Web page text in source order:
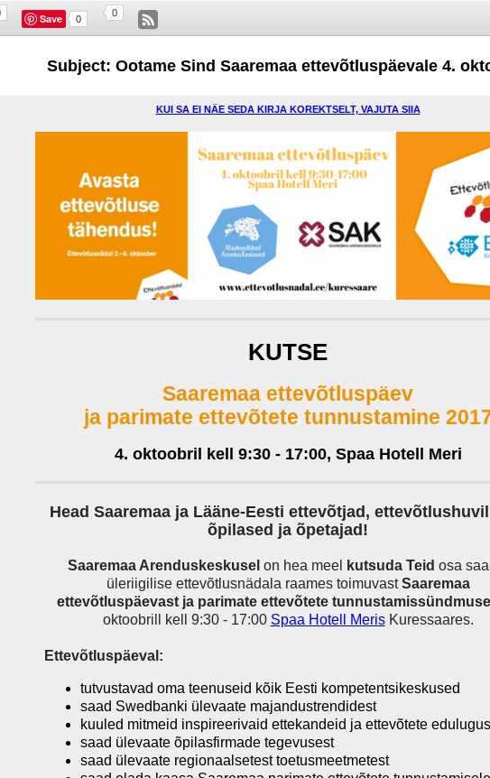
Save 0
0
Subject: Ootame Sind Saaremaa ettevõtluspäevale 4.
KUI SA EI NÄE SEDA KIRJA KOREKTSELT, VAJUTA SIIA
KUTSE
Saaremaa ettevõtluspäev
ja parimate ettevõtete tunnustamine
4. oktoobril kell 9:30 - 17:00, Spaa Hotell Meri
Head Saaremaa ja Lääne-Eesti ettevõtjad,
õpilased ja õpetajad!
Saaremaa Arenduskeskusel on hea meel kutsuda Teid osa
üleriigilise ettevõtlusnädala raames toimuvastSaaremaa
ettevõtluspäevast ja parimate ettevõtete
oktoobrill kell 9:30 - 17:00 Spaa Hotell MerisKuressaares.
Ettevõtluspäeval:
tutvustavad oma teenuseid kõik Eesti kompetentsikeskused
saad Swedbanki ülevaate majandustrendidest
kuuled mitmeid inspireerivaid ettekandeid ja ettevõtete
saad ülevaate õpilasfirmade tegevusest
saad ülevaate regionaalsetest toetusmeetmetest